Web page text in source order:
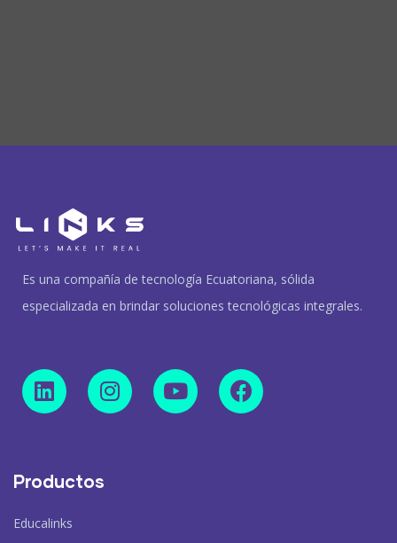
Es una compañía de tecnología Ecuatoriana, sólida
especializada en brindar soluciones tecnológicas integrales.
Productos
Educalinks